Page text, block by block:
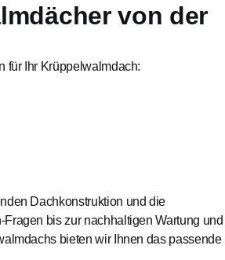
von der
für Ihr Krüppelwalmdach:
Dachkonstruktion und die
bis zur nachhaltigen Wartung und
bieten wir Ihnen das passende